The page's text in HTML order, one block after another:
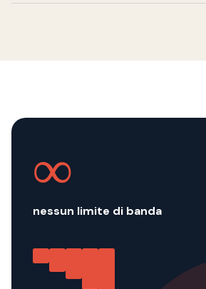
∞
nessun limite di banda